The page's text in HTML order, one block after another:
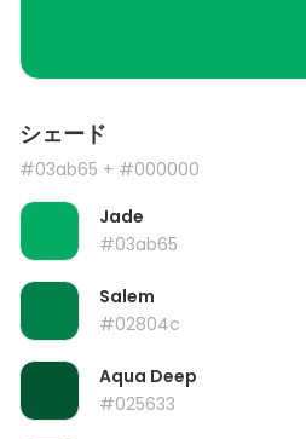
シェード
#03ab65 + #000000
Jade
#03ab65
Salem
#02804c
Aqua Deep
#025633